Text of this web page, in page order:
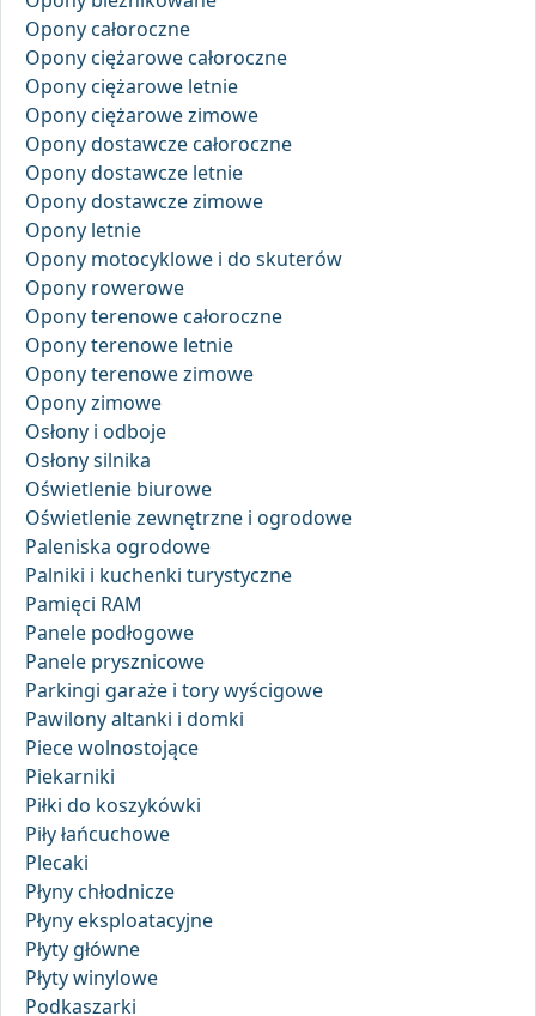
Opony całoroczne
Opony ciężarowe całoroczne
Opony ciężarowe letnie
Opony ciężarowe zimowe
Opony dostawcze całoroczne
Opony dostawcze letnie
Opony dostawcze zimowe
Opony letnie
Opony motocyklowe i do skuterów
Opony rowerowe
Opony terenowe całoroczne
Opony terenowe letnie
Opony terenowe zimowe
Opony zimowe
Osłony i odboje
Osłony silnika
Oświetlenie biurowe
Oświetlenie zewnętrzne i ogrodowe
Paleniska ogrodowe
Palniki i kuchenki turystyczne
Pamięci RAM
Panele podłogowe
Panele prysznicowe
Parkingi garaże i tory wyścigowe
Pawilony altanki i domki
Piece wolnostojące
Piekarniki
Piłki do koszykówki
Piły łańcuchowe
Plecaki
Płyny chłodnicze
Płyny eksploatacyjne
Płyty główne
Płyty winylowe
Podkaszarki